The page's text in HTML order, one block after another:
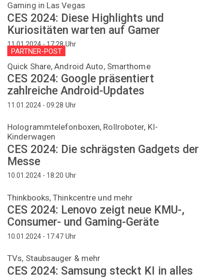
Gaming in Las Vegas
CES 2024: Diese Highlights und
Kuriositäten warten auf Gamer
11.01.2024 - 17:28Uhr
PARTNER-POST
Quick Share, Android Auto, Smarthome
CES 2024: Google präsentiert
zahlreiche Android-Updates
11.01.2024 - 09:28 Uhr
Hologrammtelefonboxen, Rollroboter, KI-
Kinderwagen
CES 2024: Die schrägsten Gadgets der
Messe
10.01.2024 - 18:20 Uhr
Thinkbooks, Thinkcentre und mehr
CES 2024: Lenovo zeigt neue KMU-,
Consumer- und Gaming-Geräte
10.01.2024 - 17:47 Uhr
TVs, Staubsauger & mehr
CES 2024: Samsung steckt KI in alles